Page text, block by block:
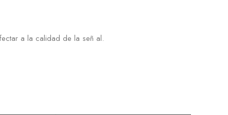
a la calidad de la señ al.